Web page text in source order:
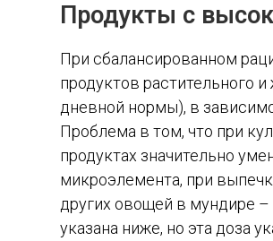
Продукты с
При сбалансированном
продуктов растительного
дневной нормы), в
Проблема в том, что при
продуктах значительно
микроэлемента, при
других овощей в мундире –
указана ниже, но эта доза